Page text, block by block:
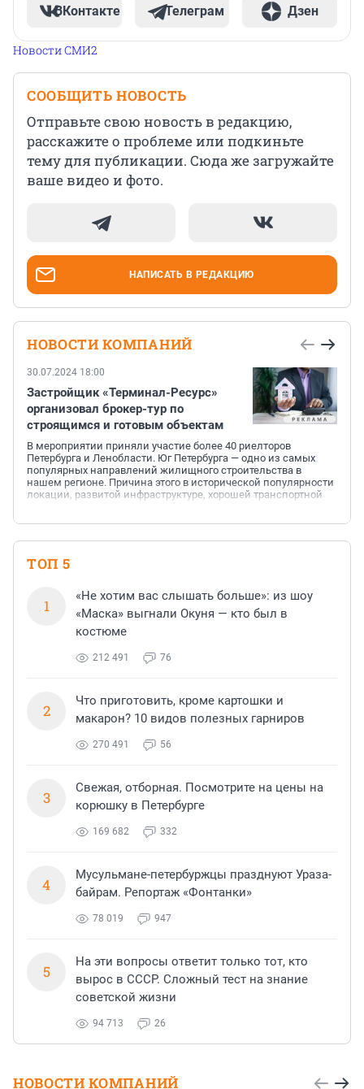
ВКонтакте Телеграм Дзен
Новости СМИ2
СООБЩИТЬ НОВОСТЬ
Отправьте свою новость в редакцию,
расскажите о проблеме или подкиньте
тему для публикации. Сюда же загружайте
ваше видео и фото.
НАПИСАТЬ В РЕДАКЦИЮ
НОВОСТИ КОМПАНИЙ
30.07.2024 18:00
Застройщик «Терминал-Ресурс»
организовал брокер-тур по
строящимся и готовым объектам
В мероприятии приняли участие более 40 риелторов
Петербурга и Ленобласти. Юг Петербурга — одно из самых
популярных направлений жилищного строительства в
нашем регионе. Причина этого в исторической популярности
локации, развитой инфраструктуре, хорошей транспортной
развития территории «На Царскосельских холмах».
составляет 316 га...
ТОП 5
1
«Не хотим вас слышать больше»: из шоу
«Маска» выгнали Окуня — кто был в
костюме
212 491 76
2
Что приготовить, кроме картошки и
макарон? 10 видов полезных гарниров
270 491 56
3
Свежая, отборная. Посмотрите на цены на
корюшку в Петербурге
169 682 332
4
Мусульмане-петербуржцы празднуют Ураза-
байрам. Репортаж «Фонтанки»
78 019 947
5
На эти вопросы ответит только тот, кто
вырос в СССР. Сложный тест на знание
советской жизни
94 713 26
НОВОСТИ КОМПАНИЙ